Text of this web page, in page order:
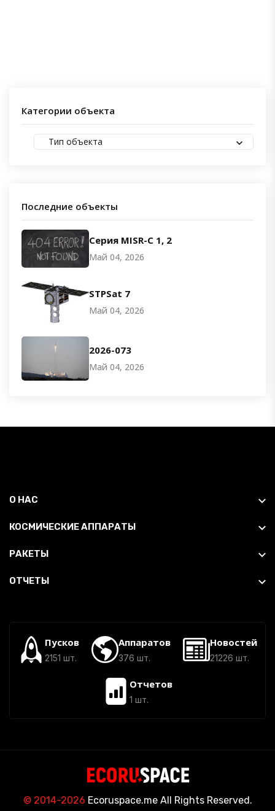
Категории объекта
Тип объекта
Последние объекты
Серия MISR-C 1, 2
Май 04, 2026
STPSat 7
Май 04, 2026
2026-073
Май 04, 2026
О НАС
КОСМИЧЕСКИЕ АППАРАТЫ
РАКЕТЫ
ОТЧЕТЫ
Пусков
2151 шт.
Аппаратов
376 шт.
Новостей
21226 шт.
Отчетов
1 шт.
© 2014-2026 Ecoruspace.me All Rights Reserved.